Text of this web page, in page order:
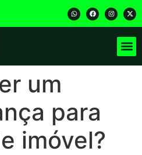
um
para
imóvel?